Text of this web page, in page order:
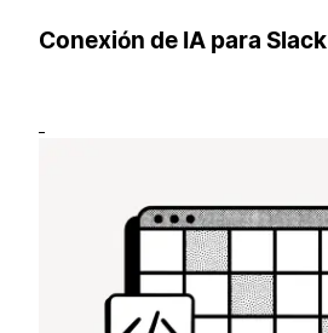
Conexión de IA para Slack